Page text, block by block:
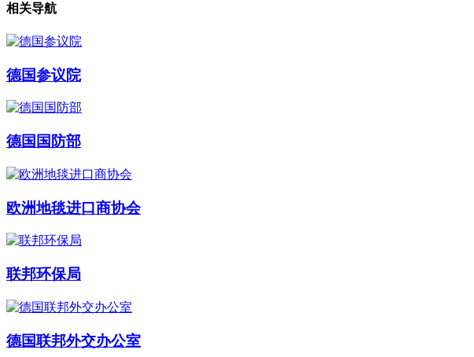
相关导航
德国参议院
德国国防部
欧洲地毯进口商协会
联邦环保局
德国联邦外交办公室